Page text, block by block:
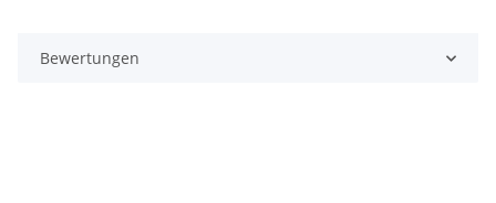
Bewertungen